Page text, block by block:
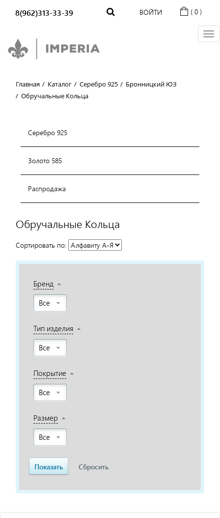
8(962)313-33-39 ВОЙТИ ( 0 )
Главная / Каталог / Серебро 925 / Бронницкий ЮЗ
/ Обручальные Кольца
Серебро 925
Золото 585
Распродажа
Обручальные Кольца
Сортировать по:
Бренд
Все
Тип изделия
Все
Покрытие
Все
Размер
Все